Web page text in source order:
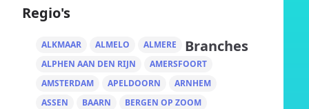
Regio's
ALKMAAR ALMELO
ALMERE
ALPHEN AAN DEN RIJN
AMERSFOORT
AMSTERDAM
APELDOORN
ARNHEM
ASSEN
BAARN
BERGEN OP ZOOM
Branches